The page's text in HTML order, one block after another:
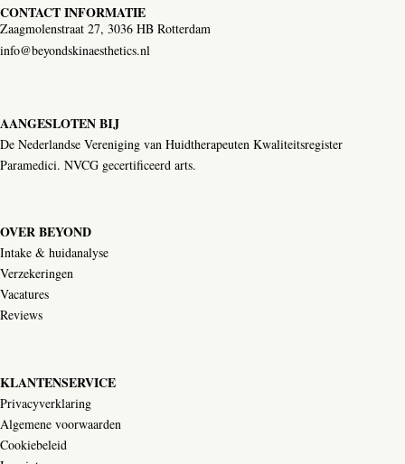
CONTACT INFORMATIE
Zaagmolenstraat 27, 3036 HB Rotterdam
info@beyondskinaesthetics.nl
AANGESLOTEN BIJ
De Nederlandse Vereniging van Huidtherapeuten Kwaliteitsregister
Paramedici. NVCG gecertificeerd arts.
OVER BEYOND
Intake & huidanalyse
Verzekeringen
Vacatures
Reviews
KLANTENSERVICE
Privacyverklaring
Algemene voorwaarden
Cookiebeleid